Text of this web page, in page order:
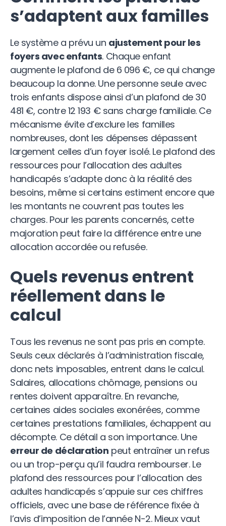
s’adaptent aux familles
Le système a prévu un ajustement pour les
foyers avec enfants. Chaque enfant
augmente le plafond de 6 096 €, ce qui change
beaucoup la donne. Une personne seule avec
trois enfants dispose ainsi d’un plafond de 30
481 €, contre 12 193 € sans charge familiale. Ce
mécanisme évite d’exclure les familles
nombreuses, dont les dépenses dépassent
largement celles d’un foyer isolé. Le plafond des
ressources pour l’allocation des adultes
handicapés s’adapte donc à la réalité des
besoins, même si certains estiment encore que
les montants ne couvrent pas toutes les
charges. Pour les parents concernés, cette
majoration peut faire la différence entre une
allocation accordée ou refusée.
Quels revenus entrent
réellement dans le
calcul
Tous les revenus ne sont pas pris en compte.
Seuls ceux déclarés à l’administration fiscale,
donc nets imposables, entrent dans le calcul.
Salaires, allocations chômage, pensions ou
rentes doivent apparaître. En revanche,
certaines aides sociales exonérées, comme
certaines prestations familiales, échappent au
décompte. Ce détail a son importance. Une
erreur de déclaration peut entraîner un refus
ou un trop-perçu qu’il faudra rembourser. Le
plafond des ressources pour l’allocation des
adultes handicapés s’appuie sur ces chiffres
officiels, avec une base de référence fixée à
l’avis d’imposition de l’année N-2. Mieux vaut